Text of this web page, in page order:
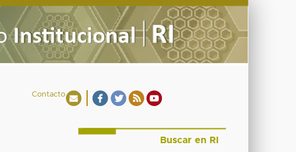
Contacto
Buscar en RI